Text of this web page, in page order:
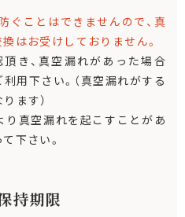
ぐことはできませんので、真
はお受けしておりません。
き、真空漏れがあった場合
用下さい。（真空漏れがする
ます）
り真空漏れを起こすことがあ
下さい。
持期限